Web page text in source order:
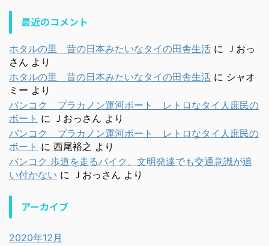
最近のコメント
ホタルの里 昔の日本みたいなタイの田舎生活 に Ｊおっ
さん より
ホタルの里 昔の日本みたいなタイの田舎生活 に シャオ
ミー より
バンコク プラカノン運河ボート レトロなタイ人庶民の
ボート に Ｊおっさん より
バンコク プラカノン運河ボート レトロなタイ人庶民の
ボート に 西尾裕之 より
バンコク 歩道を走るバイク、文明発達でも交通意識が追
い付かない に Ｊおっさん より
アーカイブ
2020年12月